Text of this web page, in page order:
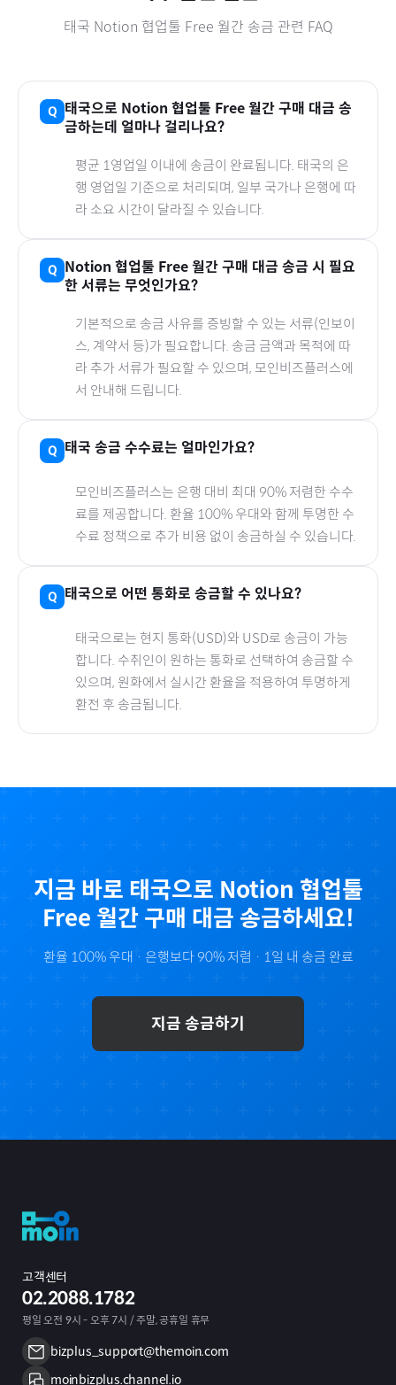
태국 Notion 협업툴 Free 월간 송금 관련 FAQ
태국으로 Notion 협업툴 Free 월간구매 대금 송
금하는데 얼마나 걸리나요?
평균 1영업일 이내에 송금이 완료됩니다. 태국의 은
행 영업일 기준으로 처리되며, 일부 국가나 은행에 따
라 소요 시간이 달라질 수 있습니다.
Notion 협업툴 Free 월간구매 대금 송금 시 필요
한 서류는 무엇인가요?
기본적으로 송금 사유를 증빙할 수 있는 서류(인보이
스, 계약서 등)가 필요합니다. 송금 금액과 목적에 따
라 추가 서류가 필요할 수 있으며, 모인비즈플러스에
서 안내해 드립니다.
태국 송금 수수료는 얼마인가요?
모인비즈플러스는 은행 대비 최대 90% 저렴한 수수
료를 제공합니다. 환율 100% 우대와 함께 투명한 수
수료 정책으로 추가 비용 없이 송금하실 수 있습니다.
태국으로 어떤 통화로 송금할 수 있나요?
태국으로는 현지 통화(USD)와 USD로 송금이 가능
합니다. 수취인이 원하는 통화로 선택하여 송금할 수
있으며, 원화에서 실시간 환율을 적용하여 투명하게
환전 후 송금됩니다.
지금 바로 태국으로 Notion 협업툴
Free 월간구매 대금 송금하세요!
환율 100% 우대 · 은행보다 90% 저렴 · 1일 내 송금 완료
지금 송금하기
고객센터
02.2088.1782
평일 오전 9시 - 오후 7시 / 주말, 공휴일 휴무
bizplus_support@themoin.com
moinbizplus.channel.io